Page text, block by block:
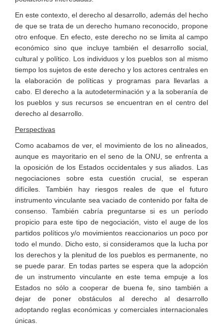
En este contexto, el derecho al desarrollo, además del hecho
de que se trata de un derecho humano reconocido, propone
otro enfoque. En efecto, este derecho no se limita al campo
económico sino que incluye también el desarrollo social,
cultural y político. Los individuos y los pueblos son al mismo
tiempo los sujetos de este derecho y los actores centrales en
la elaboración de políticas y programas para llevarlas a
cabo. El derecho a la autodeterminación y a la soberanía de
los pueblos y sus recursos se encuentran en el centro del
derecho al desarrollo.
Perspectivas
Como acabamos de ver, el movimiento de los no alineados,
aunque es mayoritario en el seno de la ONU, se enfrenta a
la oposición de los Estados occidentales y sus aliados. Las
negociaciones sobre esta cuestión crucial, se esperan
difíciles. También hay riesgos reales de que el futuro
instrumento vinculante sea vaciado de contenido por falta de
consenso. También cabría preguntarse si es un período
propicio para este tipo de negociación, visto el auge de los
partidos políticos y/o movimientos reaccionarios un poco por
todo el mundo. Dicho esto, si consideramos que la lucha por
los derechos y la plenitud de los pueblos es permanente, no
se puede parar. En todas partes se espera que la adopción
de un instrumento vinculante en este tema empuje a los
Estados no sólo a cooperar de buena fe, sino también a
dejar de poner obstáculos al derecho al desarrollo
adoptando reglas económicas y comerciales internacionales
únicas.